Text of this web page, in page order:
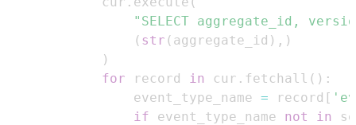
"SELECT aggregate_id,
( str ( aggregate_id ) , )
)
for record in cur . fetchall ( ) :
                event_type_name
= record [
if event_type_name not in